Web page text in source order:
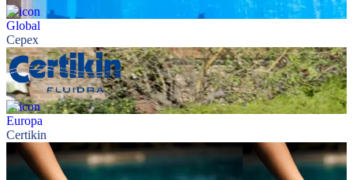
Global
Cepex
Europa
Certikin